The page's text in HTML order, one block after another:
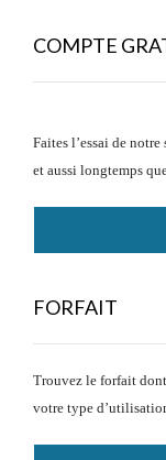
COMPTE
Faites l’essai de
et aussi longtemps
FORFAIT
Trouvez le forfait
votre type